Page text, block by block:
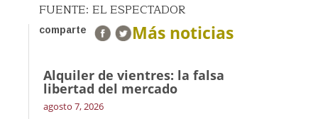
FUENTE: EL ESPECTADOR
comparte Más noticias
Alquiler de vientres: la falsa
libertad del mercado
agosto 7, 2026